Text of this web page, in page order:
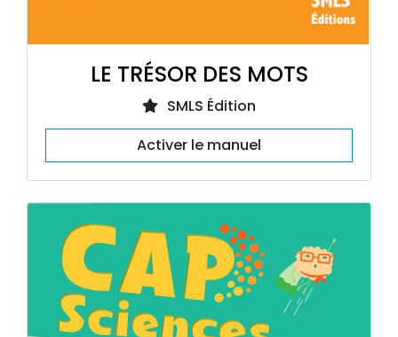
LE TRÉSOR DES MOTS
SMLS Édition
Activer le manuel